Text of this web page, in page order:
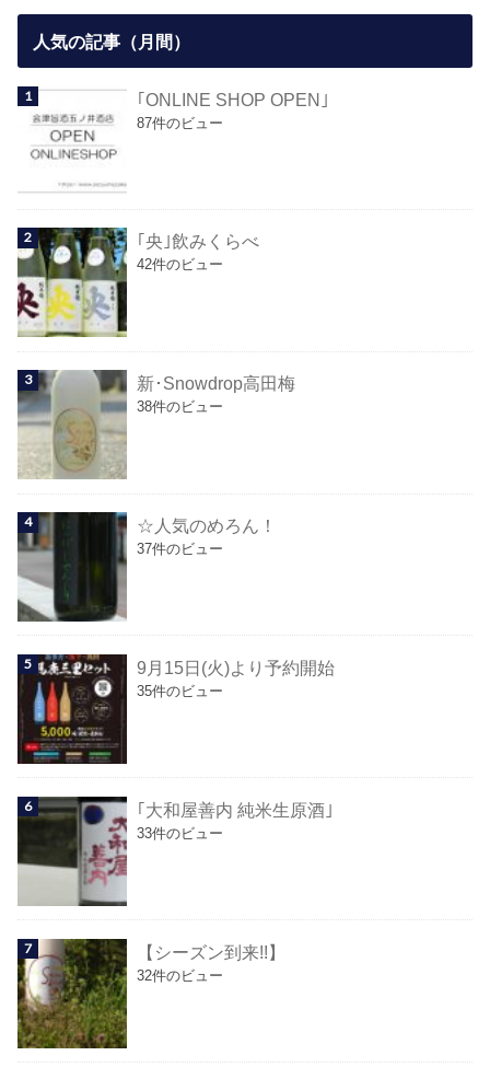
人気の記事（月間）
｢ONLINE SHOP OPEN｣
87件のビュー
｢央｣飲みくらべ
42件のビュー
新･Snowdrop高田梅
38件のビュー
☆人気のめろん！
37件のビュー
9月15日(火)より予約開始
35件のビュー
｢大和屋善内 純米生原酒｣
33件のビュー
【シーズン到来!!】
32件のビュー